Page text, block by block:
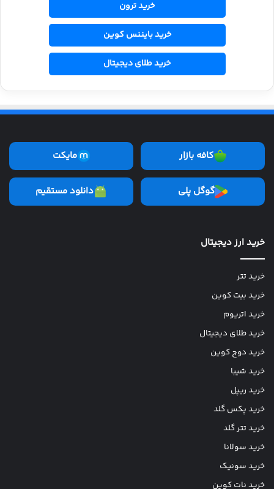
خرید ترون
خرید بایننس کوین
خرید طلای دیجیتال
کافه بازار مایکت
گوگل پلی دانلود مستقیم
خرید ارز دیجیتال
خرید تتر
خرید بیت کوین
خرید اتریوم
خرید طلای دیجیتال
خرید دوج کوین
خرید شیبا
خرید ریپل
خرید پکس گلد
خرید تتر گلد
خرید سولانا
خرید سونیک
خرید نات کوین